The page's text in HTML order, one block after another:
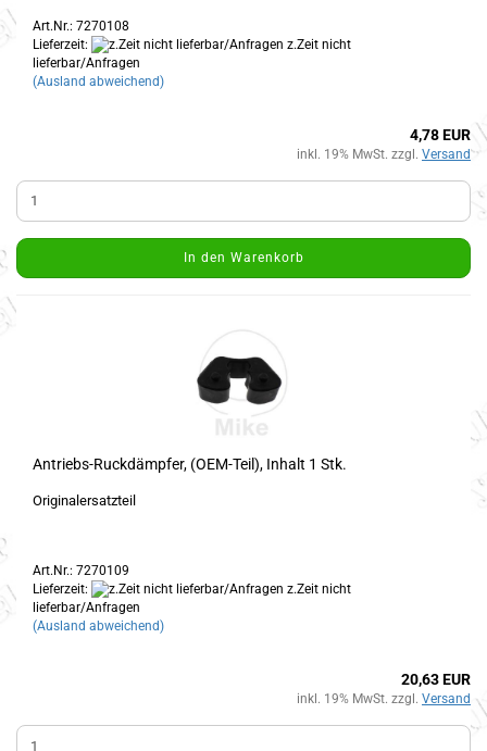
Art.Nr.: 7270108
Lieferzeit:
z.Zeit nicht
lieferbar/Anfragen
(Ausland abweichend)
4,78 EUR
inkl. 19% MwSt. zzgl. Versand
In den Warenkorb
Antriebs-Ruckdämpfer, (OEM-Teil), Inhalt 1 Stk.
Originalersatzteil
Art.Nr.: 7270109
Lieferzeit:
z.Zeit nicht
lieferbar/Anfragen
(Ausland abweichend)
20,63 EUR
inkl. 19% MwSt. zzgl. Versand